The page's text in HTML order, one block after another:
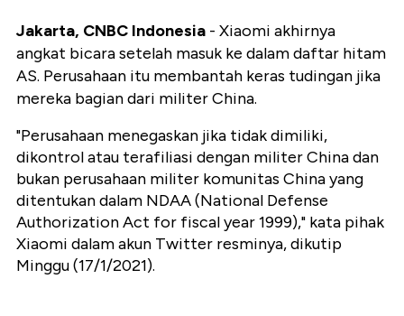
Jakarta, CNBC Indonesia - Xiaomi akhirnya
angkat bicara setelah masuk ke dalam daftar hitam
AS. Perusahaan itu membantah keras tudingan jika
mereka bagian dari militer China.
"Perusahaan menegaskan jika tidak dimiliki,
dikontrol atau terafiliasi dengan militer China dan
bukan perusahaan militer komunitas China yang
ditentukan dalam NDAA (National Defense
Authorization Act for fiscal year 1999)," kata pihak
Xiaomi dalam akun Twitter resminya, dikutip
Minggu (17/1/2021).